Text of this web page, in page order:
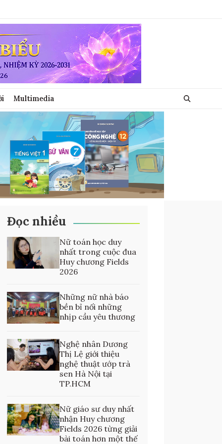
Multimedia
Đọc nhiều
Nữ toán học duy
nhất trong cuộc đua
Huy chương Fields
2026
Những nữ nhà báo
bền bỉ nối những
nhịp cầu yêu thương
Nghệ nhân Dương
Thị Lệ giới thiệu
nghệ thuật ướp trà
sen Hà Nội tại
TP.HCM
Nữ giáo sư duy nhất
nhận Huy chương
Fields 2026 từng giải
bài toán hơn một thế